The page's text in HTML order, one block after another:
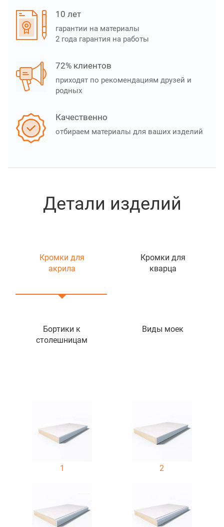
10 лет
гарантии на материалы
2 года гарантия на работы
72% клиентов
приходят по рекомендациям друзей и
родных
Качественно
отбираем материалы для ваших изделий
Детали изделий
Кромки для
акрила
Кромки для
кварца
Бортики к
столешницам
Виды моек
1 2